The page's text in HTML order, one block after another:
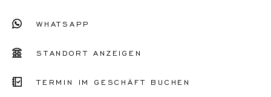
WHATSAPP
STANDORT ANZEIGEN
TERMIN IM GESCHÄFT BUCHEN